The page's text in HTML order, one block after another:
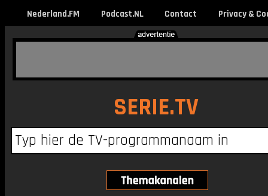
Nederland.FM Podcast.NL Contact Privacy &
SERIE.TV